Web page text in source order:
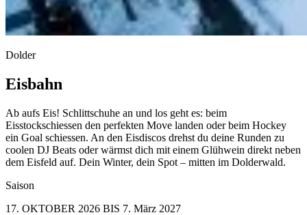
Dolder
Eisbahn
Ab aufs Eis! Schlittschuhe an und los geht es: beim
Eisstockschiessen den perfekten Move landen oder beim Hockey
ein Goal schiessen. An den Eisdiscos drehst du deine Runden zu
coolen DJ Beats oder wärmst dich mit einem Glühwein direkt neben
dem Eisfeld auf. Dein Winter, dein Spot – mitten im Dolderwald.
Saison
17. OKTOBER 2026 BIS 7. März 2027